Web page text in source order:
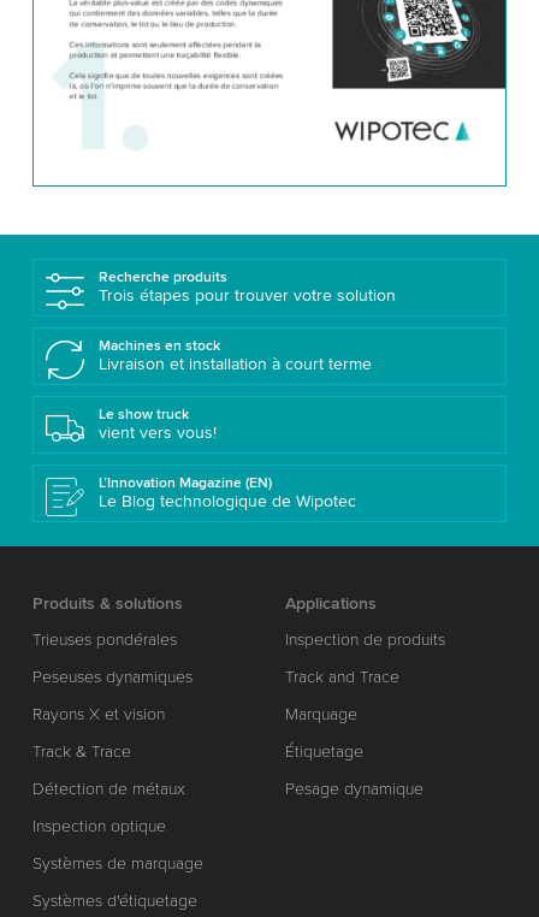
Recherche produits
Trois étapes pour trouver votre solution
Machines en stock
Livraison et installation à court terme
Le show truck
vient vers vous!
L’Innovation Magazine (EN)
Le Blog technologique de Wipotec
Produits & solutions
Trieuses pondérales
Peseuses dynamiques
Rayons X et vision
Track & Trace
Détection de métaux
Inspection optique
Systèmes de marquage
Systèmes d'étiquetage
Applications
Inspection de produits
Track and Trace
Marquage
Étiquetage
Pesage dynamique